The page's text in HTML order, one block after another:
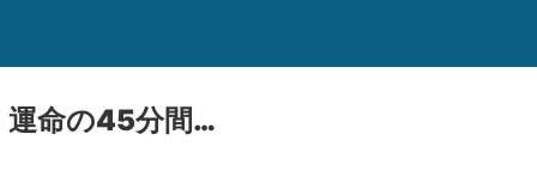
運命の45分間…